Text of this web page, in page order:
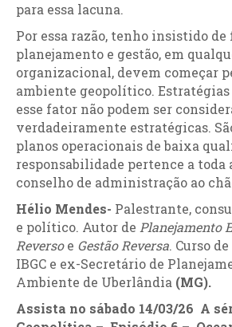
para essa lacuna.
Por essa razão, tenho insistido
planejamento e gestão, em
organizacional, devem começar
ambiente geopolítico.
esse fator não podem ser
verdadeiramente estratégicas.
planos operacionais de baixa
responsabilidade pertence a toda
conselho de administração ao
Hélio Mendes- Palestrante,
e político. Autor de Planejamento
Reversoe Gestão Reversa. Curso
IBGC e ex-Secretário de
Ambiente de Uberlândia (MG).
Assista no sábado 14/03/26 A